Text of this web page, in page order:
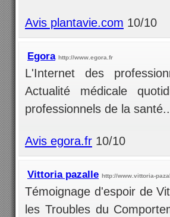
Avis plantavie.com 10/10
Egora http://www.egora.fr
L'Internet des
Actualité médicale
professionnels de la
Avis egora.fr 10/10
Vittoria pazalle http://www.vittoria-
Témoignage d'espoir de
les Troubles du